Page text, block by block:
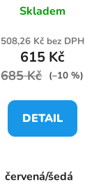
tm.modrá
Skladem
508,26 Kč bez DPH
615 Kč
685 Kč (–10 %)
DETAIL
červená/šedá